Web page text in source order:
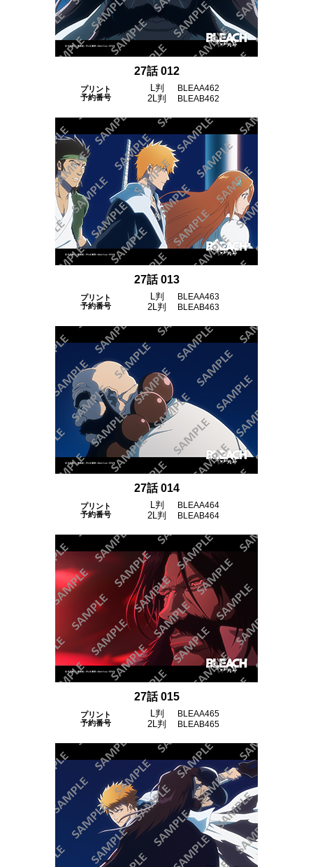
27話 012
プリント
予約番号
L判 BLEAA462
2L判 BLEAB462
27話 013
プリント
予約番号
L判 BLEAA463
2L判 BLEAB463
27話 014
プリント
予約番号
L判 BLEAA464
2L判 BLEAB464
27話 015
プリント
予約番号
L判 BLEAA465
2L判 BLEAB465